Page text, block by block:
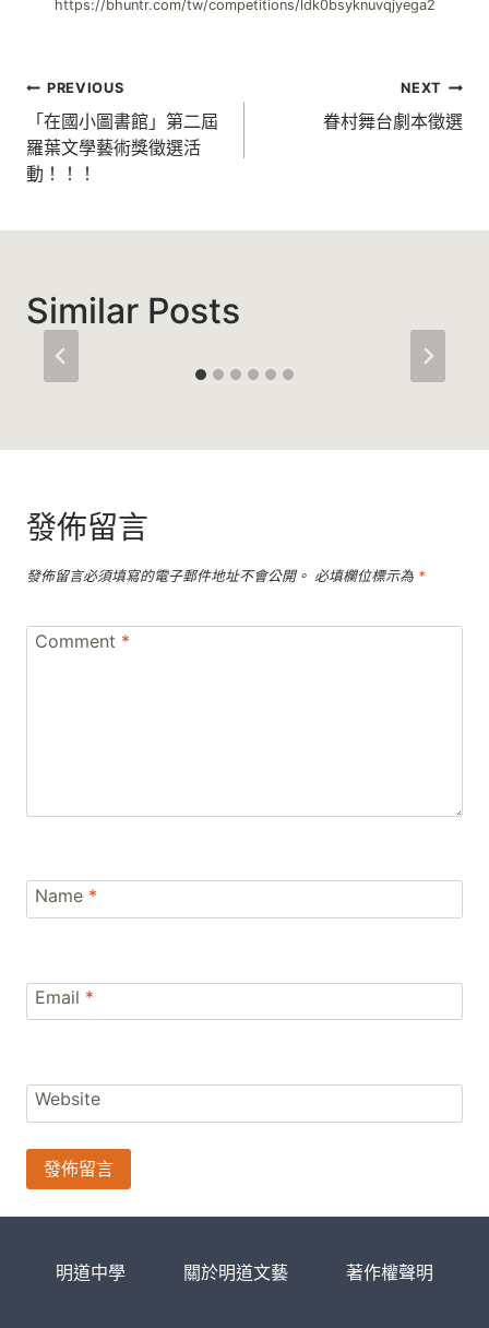
https://bhuntr.com/tw/competitions/ldk0bsyknuvqjyega2
文
章
導
PREVIOUS
「在國小圖書館」第二屆
羅葉文學藝術獎徵選活
動！！！
NEXT
眷村舞台劇本徵選
Similar Posts
發佈留言
發佈留言必須填寫的電子郵件地址不會公開。 必填欄位標示為 *
Comment *
Name *
Email *
Website
明道中學 關於明道文藝 著作權聲明